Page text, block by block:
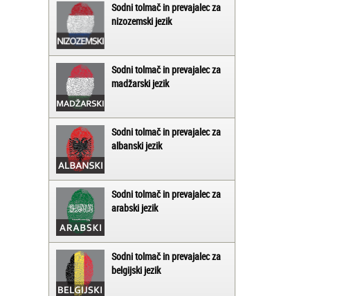
Sodni tolmač in prevajalec za
nizozemski jezik
Sodni tolmač in prevajalec za
madžarski jezik
Sodni tolmač in prevajalec za
albanski jezik
Sodni tolmač in prevajalec za
arabski jezik
Sodni tolmač in prevajalec za
belgijski jezik